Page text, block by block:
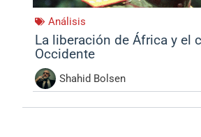
Análisis
La liberación de África y el
Occidente
Shahid Bolsen